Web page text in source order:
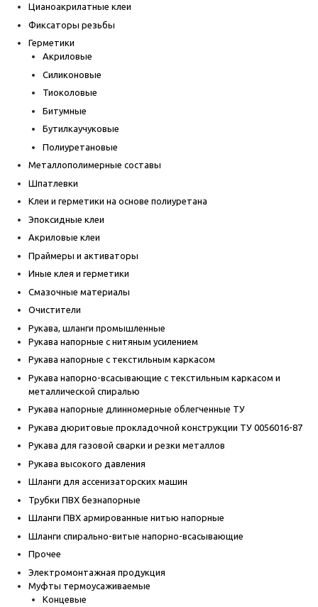
Цианоакрилатные клеи
Фиксаторы резьбы
Герметики
Акриловые
Силиконовые
Тиоколовые
Битумные
Бутилкаучуковые
Полиуретановые
Металлополимерные составы
Шпатлевки
Клеи и герметики на основе полиуретана
Эпоксидные клеи
Акриловые клеи
Праймеры и активаторы
Иные клея и герметики
Смазочные материалы
Очистители
Рукава, шланги промышленные
Рукава напорные с нитяным усилением
Рукава напорные с текстильным каркасом
Рукава напорно-всасывающие с текстильным каркасом и
металлической спиралью
Рукава напорные длинномерные облегченные ТУ
Рукава дюритовые прокладочной конструкции ТУ 0056016-87
Рукава для газовой сварки и резки металлов
Рукава высокого давления
Шланги для ассенизаторских машин
Трубки ПВХ безнапорные
Шланги ПВХ армированные нитью напорные
Шланги спирально-витые напорно-всасывающие
Прочее
Электромонтажная продукция
Муфты термоусаживаемые
Концевые